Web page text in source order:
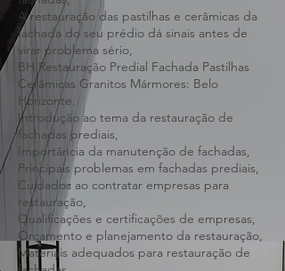
Materiais adequados para restauração de
fachadas,
A restauração das pastilhas e cerâmicas da
fachada do seu prédio dá sinais antes de
virar problema sério,
BH Restauração Predial Fachada Pastilhas
Cerâmicas Granitos Mármores: Belo
Horizonte.
Introdução ao tema da restauração de
fachadas prediais,
Importância da manutenção de fachadas,
Principais problemas em fachadas prediais,
Cuidados ao contratar empresas para
restauração,
Qualificações e certificações de empresas,